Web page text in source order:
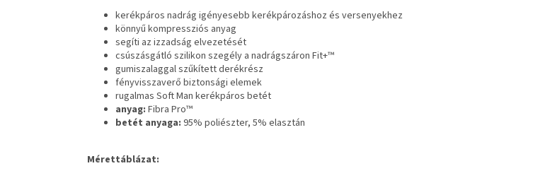
kerékpáros nadrág igényesebb kerékpározáshoz és versenyekhez
könnyű kompressziós anyag
segíti az izzadság elvezetését
csúszásgátló szilikon szegély a nadrágszáron Fit+™
gumiszalaggal szűkített derékrész
fényvisszaverő biztonsági elemek
rugalmas Soft Man kerékpáros betét
anyag: Fibra Pro™
betét anyaga: 95% poliészter, 5% elasztán
Mérettáblázat: